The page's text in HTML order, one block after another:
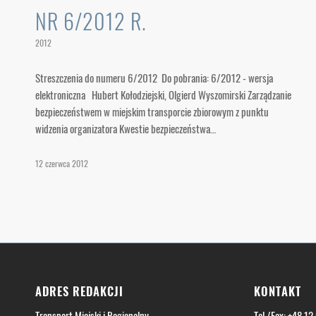
NR 6/2012 R.
2012
Streszczenia do numeru 6/2012 Do pobrania: 6/2012 - wersja
elektroniczna Hubert Kołodziejski, Olgierd Wyszomirski Zarządzanie
bezpieczeństwem w miejskim transporcie zbiorowym z punktu
widzenia organizatora Kwestie bezpieczeństwa…
12 czerwca 2012
ADRES REDAKCJI KONTAKT